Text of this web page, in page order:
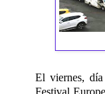
El viernes,